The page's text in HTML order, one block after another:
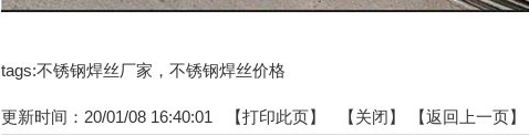
tags:不锈钢焊丝厂家，不锈钢焊丝价格
更新时间：20/01/08 16:40:01 【打印此页】 【关闭】 【返回上一页】